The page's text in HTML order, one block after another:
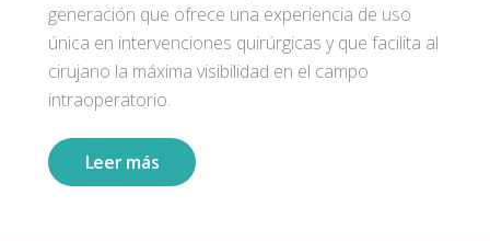
generación que ofrece una experiencia de uso
única en intervenciones quirúrgicas y que facilita al
cirujano la máxima visibilidad en el campo
intraoperatorio.
Leer más